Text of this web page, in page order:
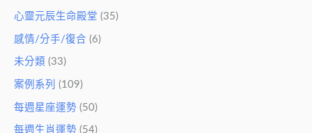
心靈元辰生命殿堂 (35)
感情/分手/復合 (6)
未分類 (33)
案例系列 (109)
每週星座運勢 (50)
每週生肖運勢 (54)